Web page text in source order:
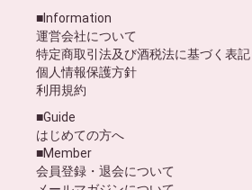
■Information
運営会社について
特定商取引法及び酒税法に基づく表記
個人情報保護方針
利用規約
■Guide
はじめての方へ
■Member
会員登録・退会について